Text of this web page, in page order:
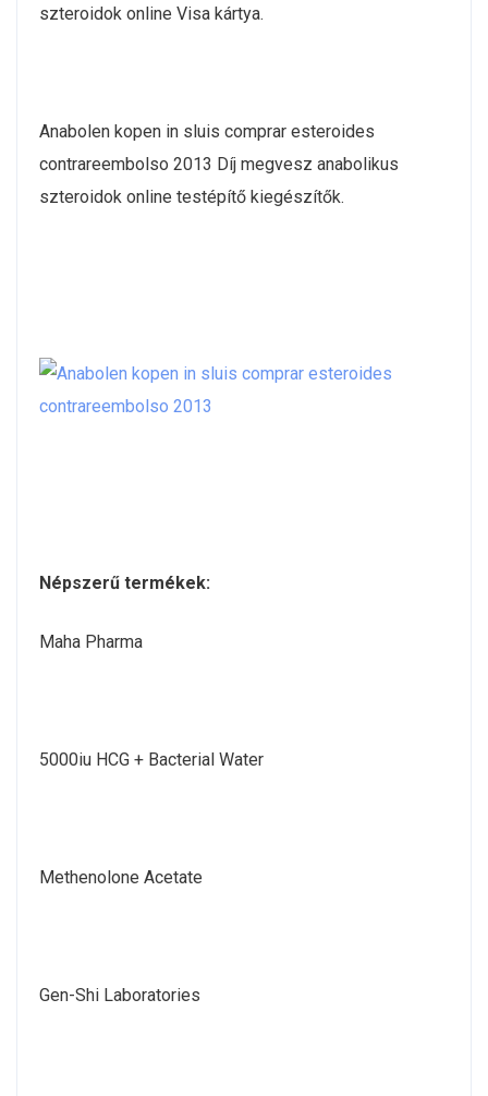
szteroidok online Visa kártya.
Anabolen kopen in sluis comprar esteroides
contrareembolso 2013 Díj megvesz anabolikus
szteroidok online testépítő kiegészítők.
Népszerű termékek:
Maha Pharma
5000iu HCG + Bacterial Water
Methenolone Acetate
Gen-Shi Laboratories